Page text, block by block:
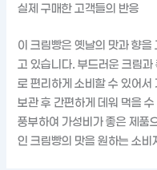
실제 구매한 고객들의 반응
이 크림빵은 옛날의 맛과 향
고 있습니다. 부드러운 크림
로 편리하게 소비할 수 있어
보관 후 간편하게 데워 먹을
풍부하여 가성비가 좋은 제품
인 크림빵의 맛을 원하는 소